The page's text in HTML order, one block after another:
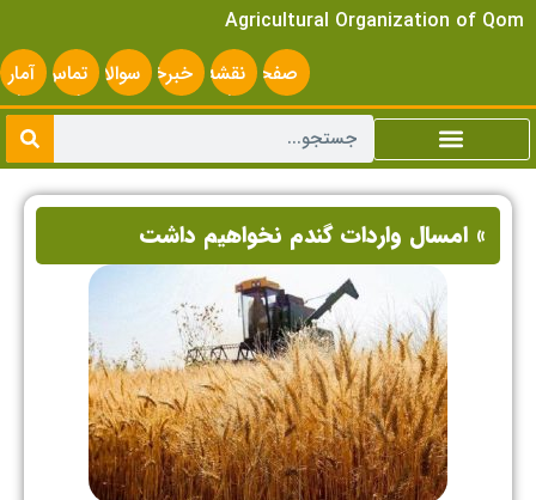
Agricultural Organization of Qom
صفحه
اصلی
نقشه
سایت
خبرخوانسوالات
متداول
تماس
با ما
آمار
» امسال واردات گندم نخواهیم داشت